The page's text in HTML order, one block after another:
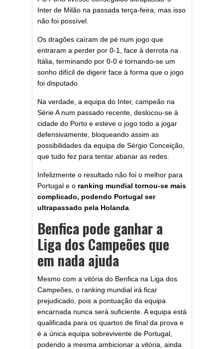
Inter de Milão na passada terça-feira, mas isso
não foi possível.
Os dragões caíram de pé num jogo que
entraram a perder por 0-1, face à derrota na
Itália, terminando por 0-0 e tornando-se um
sonho difícil de digerir face à forma que o jogo
foi disputado.
Na verdade, a equipa do Inter, campeão na
Série A num passado recente, deslocou-se à
cidade do Porto e esteve o jogo todo a jogar
defensivamente, bloqueando assim as
possibilidades da equipa de Sérgio Conceição,
que tudo fez para tentar abanar as redes.
Infelizmente o resultado não foi o melhor para
Portugal e o ranking mundial tornou-se mais
complicado, podendo Portugal ser
ultrapassado pela Holanda
Benfica pode ganhar a
Liga dos Campeões que
em nada ajuda
Mesmo com a vitória do Benfica na Liga dos
Campeões, o ranking mundial irá ficar
prejudicado, pois a pontuação da equipa
encarnada nunca será suficiente. A equipa está
qualificada para os quartos de final da prova e
é a única equipa sobrevivente de Portugal,
podendo a mesma ambicionar a vitória, ainda